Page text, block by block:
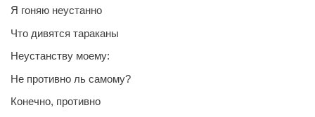
Я гоняю неустанно
Что дивятся тараканы
Неустанству моему:
Не противно ль самому?
Конечно, противно